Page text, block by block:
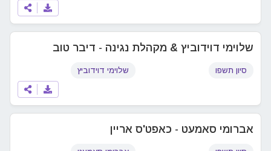
שלוימי דוידוביץ & מקהלת נגינה - דיבר טוב
סיון תשפו שלוימי דוידוביץ
אברומי סאמעט - כאפט'ס אריין